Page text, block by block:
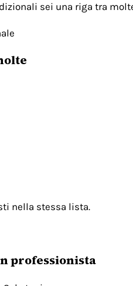
sei una riga tra
nella stessa lista.
professionista